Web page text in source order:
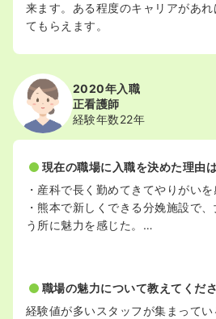
来ます。ある程度のキャリアがあ
てもらえます。
2020年入職
正看護師
経験年数22年
現在の職場に入職を決めた理由
・産科で長く勤めてきてやりがいを
・熊本で新しくできる分娩施設で
う所に魅力を感じた。
職場の魅力について教えてくださ
経験値が多いスタッフが集まって